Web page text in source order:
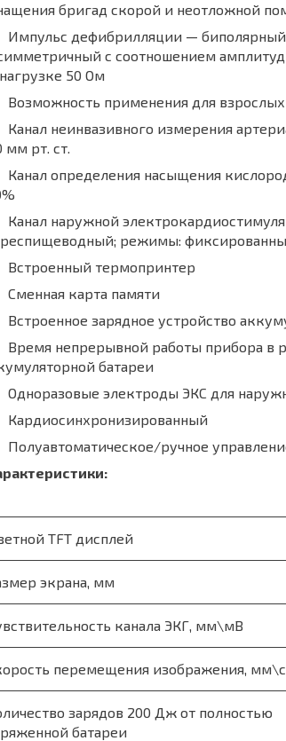
бригад скорой и неотложной
дефибрилляции — биполярный
с соотношением
50 Ом
применения для взрослых
неинвазивного измерения
мм рт. ст.
определения насыщения
наружной
режимы:
термопринтер
карта памяти
зарядное устройство
непрерывной работы прибора в
батареи
электроды ЭКС для
ручное
TFT дисплей
экрана, мм
канала ЭКГ, мм\мВ
перемещения изображения, мм\с
зарядов 200 Дж от полностью
батареи